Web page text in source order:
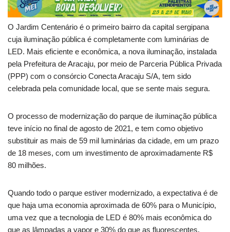
O Jardim Centenário é o primeiro bairro da capital sergipana
cuja iluminação pública é completamente com luminárias de
LED. Mais eficiente e econômica, a nova iluminação, instalada
pela Prefeitura de Aracaju, por meio de Parceria Pública Privada
(PPP) com o consórcio Conecta Aracaju S/A, tem sido
celebrada pela comunidade local, que se sente mais segura.
O processo de modernização do parque de iluminação pública
teve início no final de agosto de 2021, e tem como objetivo
substituir as mais de 59 mil luminárias da cidade, em um prazo
de 18 meses, com um investimento de aproximadamente R$
80 milhões.
Quando todo o parque estiver modernizado, a expectativa é de
que haja uma economia aproximada de 60% para o Município,
uma vez que a tecnologia de LED é 80% mais econômica do
que as lâmpadas a vapor e 30% do que as fluorescentes.